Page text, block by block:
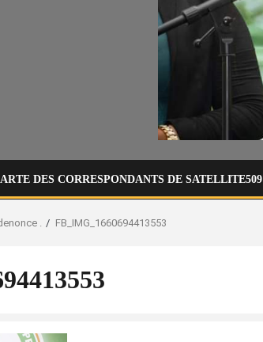
DES CORRESPONDANTS DE SATELLITE509
. FB_IMG_1660694413553